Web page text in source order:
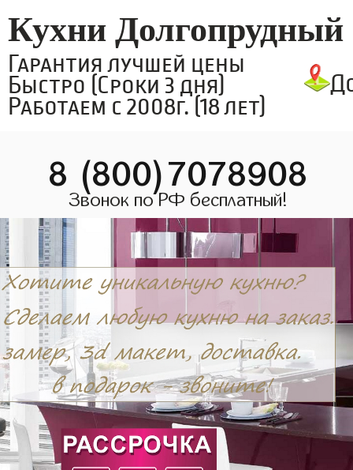
Кухни Долгопрудный
Гарантия лучшей цены
Быстро (Сроки 3 дня)
Работаем с 2008г. (18 лет)
8 (800)7078908
Звонок по РФ бесплатный!